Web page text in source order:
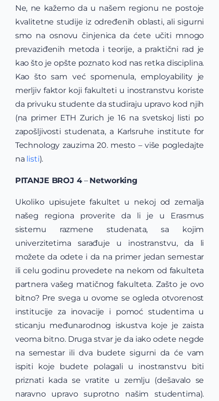
Ne, ne kažemo da u našem regionu ne postoje
kvalitetne studije iz određenih oblasti, ali sigurni
smo na osnovu činjenica da ćete učiti mnogo
prevaziđenih metoda i teorije, a praktični rad je
kao što je opšte poznato kod nas retka disciplina.
Kao što sam već spomenula, employability je
merljiv faktor koji fakulteti u inostranstvu koriste
da privuku studente da studiraju upravo kod njih
(na primer ETH Zurich je 16 na svetskoj listi po
zapošljivosti studenata, a Karlsruhe institute for
Technology zauzima 20. mesto – više pogledajte
na listi).
PITANJE BROJ 4– Networking
Ukoliko upisujete fakultet u nekoj od zemalja
našeg regiona proverite da li je u Erasmus
sistemu razmene studenata, sa kojim
univerzitetima sarađuje u inostranstvu, da li
možete da odete i da na primer jedan semestar
ili celu godinu provedete na nekom od fakulteta
partnera vašeg matičnog fakulteta. Zašto je ovo
bitno? Pre svega u ovome se ogleda otvorenost
institucije za inovacije i pomoć studentima u
sticanju međunarodnog iskustva koje je zaista
veoma bitno. Druga stvar je da iako odete negde
na semestar ili dva budete sigurni da će vam
ispiti koje budete polagali u inostranstvu biti
priznati kada se vratite u zemlju (dešavalo se
naravno upravo suprotno našim studentima).